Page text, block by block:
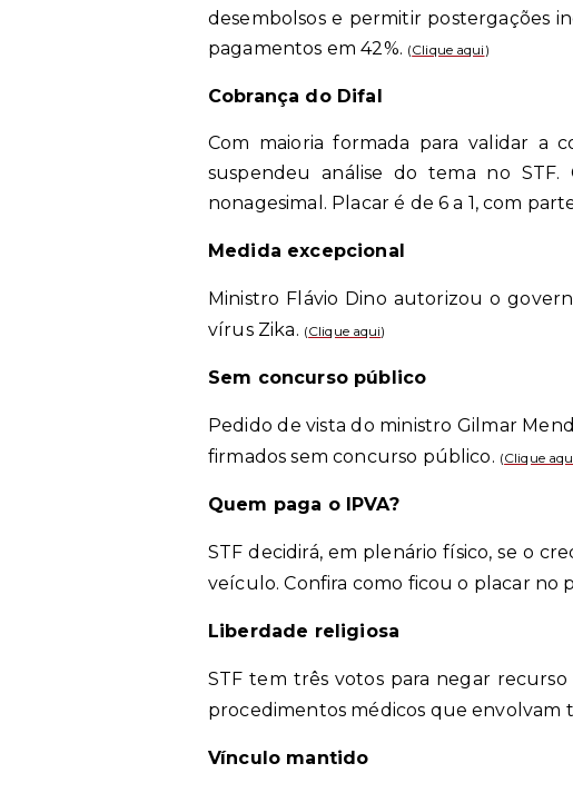
desembolsos e permitir postergações
pagamentos em 42%. (Clique aqui )
Cobrança do Difal
Com maioria formada para validar a
suspendeu análise do tema no
nonagesimal. Placar é de 6 a 1, com
Medida excepcional
Ministro Flávio Dino autorizou o
vírus Zika. (Clique aqui)
Sem concurso público
Pedido de vista do ministro Gilmar
firmados sem concurso público. (Clique
Quem paga o IPVA?
STF decidirá, em plenário físico, se o
veículo. Confira como ficou o placar no
Liberdade religiosa
STF tem três votos para negar
procedimentos médicos que envolvam
Vínculo mantido